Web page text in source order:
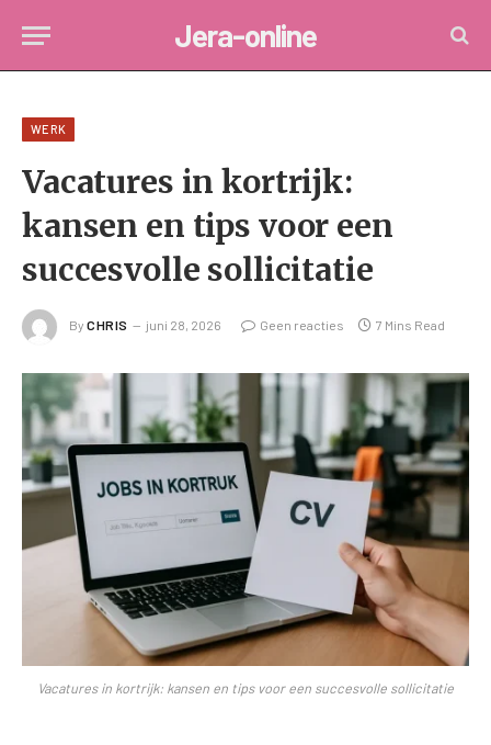
Jera-online
WERK
Vacatures in kortrijk:
kansen en tips voor een
succesvolle sollicitatie
By CHRIS juni 28, 2026 Geen reacties 7 Mins Read
Vacatures in kortrijk: kansen en tips voor een succesvolle sollicitatie